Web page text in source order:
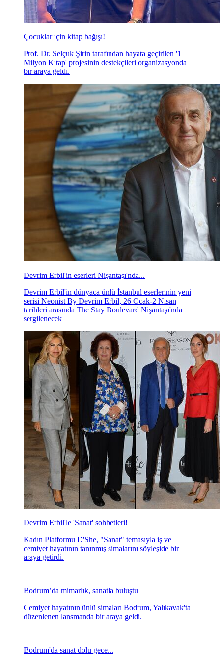
Çocuklar için kitap bağışı!
Prof. Dr. Selçuk Şirin tarafından hayata geçirilen '1
Milyon Kitap' projesinin destekçileri organizasyonda
bir araya geldi.
Devrim Erbil'in eserleri Nişantaşı'nda...
Devrim Erbil'in dünyaca ünlü İstanbul eserlerinin yeni
serisi Neonist By Devrim Erbil, 26 Ocak-2 Nisan
tarihleri arasında The Stay Boulevard Nişantaşı'nda
sergilenecek
Devrim Erbil'le 'Sanat' sohbetleri!
Kadın Platformu D'She, "Sanat" temasıyla iş ve
cemiyet hayatının tanınmış simalarını söyleşide bir
araya getirdi.
Bodrum’da mimarlık, sanatla buluştu
Cemiyet hayatının ünlü simaları Bodrum, Yalıkavak'ta
düzenlenen lansmanda bir araya geldi.
Bodrum'da sanat dolu gece...